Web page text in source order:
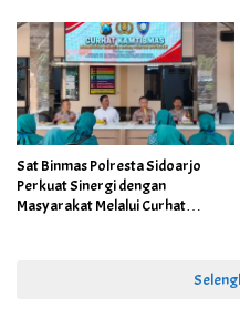
Sat Binmas Polresta Sidoarjo
Perkuat Sinergi dengan
Masyarakat Melalui Curhat